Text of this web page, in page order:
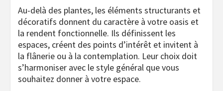
Au-delà des plantes, les éléments structurants et
décoratifs donnent du caractère à votre oasis et
la rendent fonctionnelle. Ils définissent les
espaces, créent des points d’intérêt et invitent à
la flânerie ou à la contemplation. Leur choix doit
s’harmoniser avec le style général que vous
souhaitez donner à votre espace.